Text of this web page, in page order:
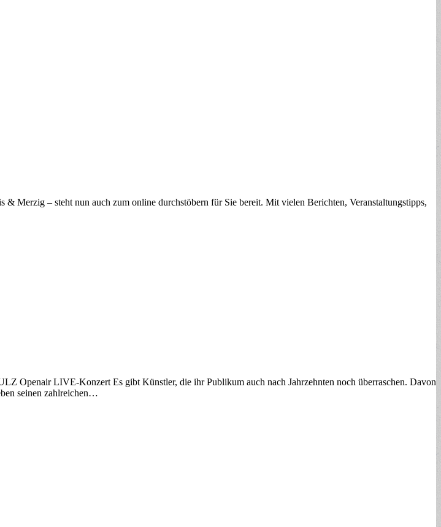
Merzig – steht nun auch zum online durchstöbern für Sie bereit. Mit vielen Berichten, Veranstaltungstipps,
Openair LIVE-Konzert Es gibt Künstler, die ihr Publikum auch nach Jahrzehnten noch überraschen. Davon
seinen zahlreichen…